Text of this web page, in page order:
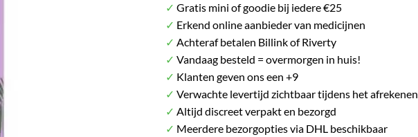
✓ Gratis mini of goodie bij iedere €25
✓ Erkend online aanbieder van medicijnen
✓ Achteraf betalen Billink of Riverty
✓ Vandaag besteld = overmorgen in huis!
✓ Klanten geven ons een +9
✓ Verwachte levertijd zichtbaar tijdens het afrekenen
✓ Altijd discreet verpakt en bezorgd
✓ Meerdere bezorgopties via DHL beschikbaar